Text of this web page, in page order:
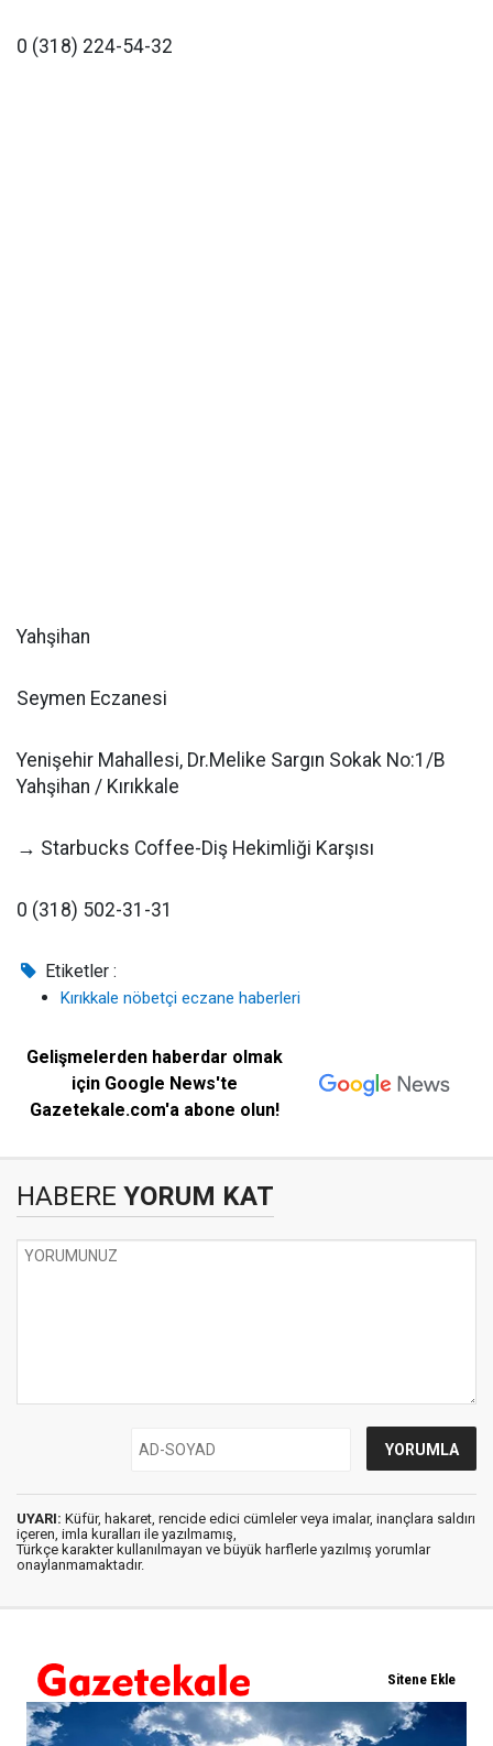
0 (318) 224-54-32
Yahşihan
Seymen Eczanesi
Yenişehir Mahallesi, Dr.Melike Sargın Sokak No:1/B
Yahşihan / Kırıkkale
→ Starbucks Coffee-Diş Hekimliği Karşısı
0 (318) 502-31-31
Etiketler :
Kırıkkale nöbetçi eczane haberleri
Gelişmelerden haberdar olmak
için Google News'te
Gazetekale.com'a abone olun!
HABERE YORUM KAT
UYARI: Küfür, hakaret, rencide edici cümleler veya imalar, inançlara saldırı
içeren, imla kuralları ile yazılmamış,
Türkçe karakter kullanılmayan ve büyük harflerle yazılmış yorumlar
onaylanmamaktadır.